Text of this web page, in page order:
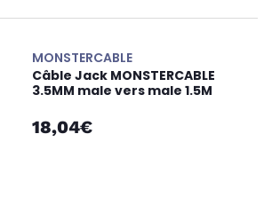
MONSTERCABLE
Câble Jack MONSTERCABLE
3.5MM male vers male 1.5M
18,04€